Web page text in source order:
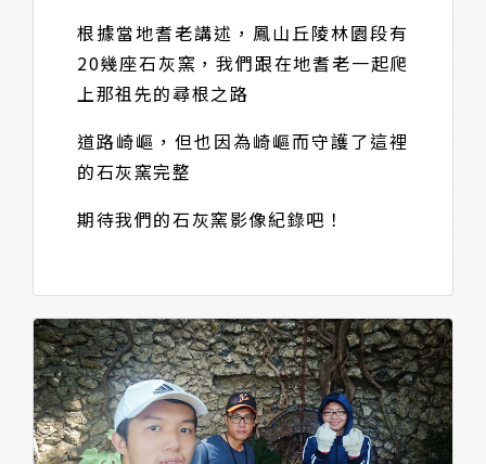
根據當地耆老講述，鳳山丘陵林園段有
20幾座石灰窯，我們跟在地耆老一起爬
上那祖先的尋根之路
道路崎嶇，但也因為崎嶇而守護了這裡
的石灰窯完整
期待我們的石灰窯影像紀錄吧！